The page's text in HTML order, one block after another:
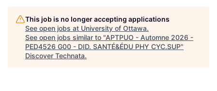
This job is no longer accepting applications
See open jobs at University of Ottawa.
See open jobs similar to "APTPUO - Automne 2026 -
PED4526 G00 - DID. SANTÉ&ÉDU PHY CYC.SUP"
Discover Technata.